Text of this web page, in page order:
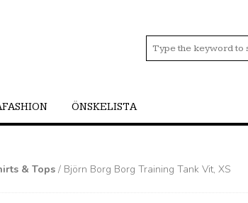
ÖNSKELISTA
& Tops / Björn Borg Borg Training Tank Vit, XS